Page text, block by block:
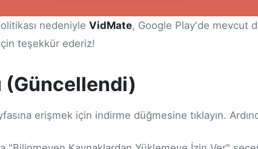
nedeniyle VidMate, Google Play'de mevcut
teşekkür ederiz!
(Güncellendi)
erişmek için indirme düğmesine tıklayın.